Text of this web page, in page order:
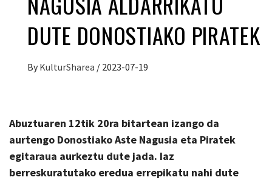
DUTE DONOSTIAKO PIRATEK
By KulturSharea / 2023-07-19
Abuztuaren 12tik 20ra bitartean izango da
aurtengo Donostiako Aste Nagusia eta Piratek
egitaraua aurkeztu dute jada. Iaz
berreskuratutako eredua errepikatu nahi dute